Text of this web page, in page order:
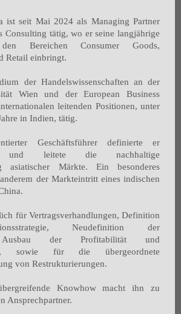
ist seit Mai 2024 als Managing Partner
Consulting tätig, wo er seine langjährige
Bereichen Consumer Goods,
Retail einbringt.
der Handelswissenschaften an der
Wien und der European Business
leitenden Positionen, unter
in Indien, tätig.
Geschäftsführer definierte er
und leitete die nachhaltige
asiatischer Märkte. Ein besonderes
der Markteintritt eines indischen
für Vertragsverhandlungen, Definition
Neudefinition der
Ausbau der Profitabilität und
sowie für die übergeordnete
von Restrukturierungen.
Knowhow macht ihn zu
Ansprechpartner.